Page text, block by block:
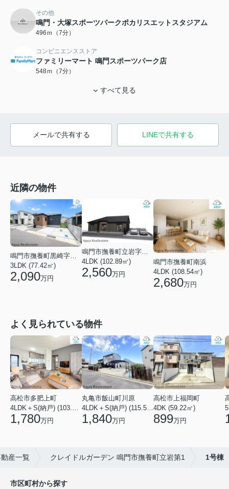
その他
鳴門・大塚スポーツパークポカリスエットスタジアム
496ｍ（7分）
コンビニエンスストア
ファミリーマート 鳴門スポーツパーク店
548ｍ（7分）
すべて見る
メールで共有する LINEで共有する
近隣の物件
鳴門市撫養町黒崎字清水
3LDK (77.42㎡)
2,090万円
4LDK (102.89㎡)
2,560万円
鳴門市撫養町南浜
4LDK (108.54㎡)
2,680万円
よく見られている物件
高松市多肥上町
4LDK＋S(納戸) (103.51㎡)
1,780万円
丸亀市飯山町川原
4LDK＋S(納戸) (115.52㎡)
1,840万円
高松市上福岡町
4DK (59.22㎡)
899万円
産一覧 クレイドルガーデン 鳴門市撫養町立岩第1 1号棟
市区町村から探す